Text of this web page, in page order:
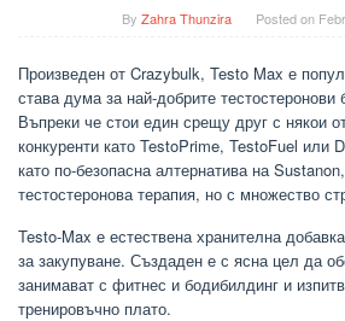
By Zahra Thunzira Posted on
Произведен от Crazybulk, Testo Max е
става дума за най-добрите
Въпреки че стои един срещу друг с някои
конкуренти като TestoPrime, TestoFuel или
като по-безопасна алтернатива на
тестостеронова терапия, но с множество
Testo-Max е естествена хранителна
за закупуване. Създаден е с ясна цел да
занимават с фитнес и бодибилдинг и
тренировъчно плато.